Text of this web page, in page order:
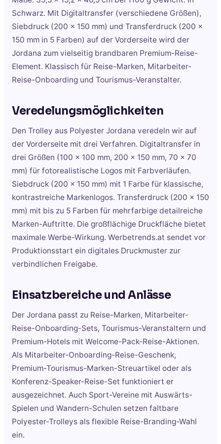
Schwarz. Mit Digitaltransfer (verschiedene Größen),
Siebdruck (200 x 150 mm) und Transferdruck (200 x
150 mm in 5 Farben) auf der Vorderseite wird der
Jordana zum vielseitig brandbaren Premium-Reise-
Element. Klassisch für Reise-Marken, Mitarbeiter-
Reise-Onboarding und Tourismus-Veranstalter.
Veredelungsmöglichkeiten
Den Trolley aus Polyester Jordana veredeln wir auf
der Vorderseite mit drei Verfahren. Digitaltransfer in
drei Größen (100 x 100 mm, 200 x 150 mm, 70 x 70
mm) für fotorealistische Logos mit Farbverläufen.
Siebdruck (200 x 150 mm) mit 1 Farbe für klassische,
kontrastreiche Markenlogos. Transferdruck (200 x 150
mm) mit bis zu 5 Farben für mehrfarbige detailreiche
Marken-Auftritte. Die großflächige Druckfläche bietet
maximale Werbe-Wirkung. Werbetrends.at sendet vor
Produktionsstart ein digitales Druckmuster zur
verbindlichen Freigabe.
Einsatzbereiche und Anlässe
Der Jordana passt zu Reise-Marken, Mitarbeiter-
Reise-Onboarding-Sets, Tourismus-Veranstaltern und
Premium-Hotels mit Welcome-Pack-Reise-Aktionen.
Als Mitarbeiter-Onboarding-Reise-Geschenk,
Premium-Tourismus-Marken-Streuartikel oder als
Konferenz-Speaker-Reise-Set funktioniert er
ausgezeichnet. Auch Sport-Vereine mit Auswärts-
Spielen und Wandern-Schulen setzen faltbare
Polyester-Trolleys als flexible Reise-Branding-Wahl
ein.